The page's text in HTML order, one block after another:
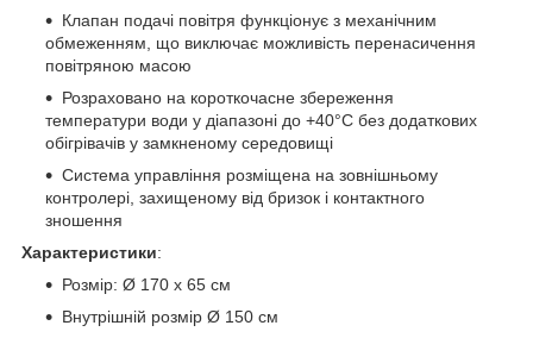
Клапан подачі повітря функціонує з механічним
обмеженням, що виключає можливість перенасичення
повітряною масою
Розраховано на короткочасне збереження
температури води у діапазоні до +40°C без додаткових
обігрівачів у замкненому середовищі
Система управління розміщена на зовнішньому
контролері, захищеному від бризок і контактного
зношення
Характеристики:
Розмір: Ø 170 x 65 см
Внутрішній розмір Ø 150 см